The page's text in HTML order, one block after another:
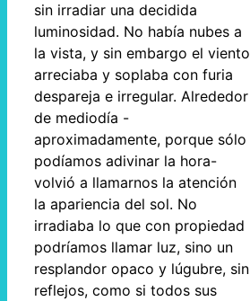
sin irradiar una decidida
luminosidad. No había nubes a
la vista, y sin embargo el viento
arreciaba y soplaba con furia
despareja e irregular. Alrededor
de mediodía -
aproximadamente, porque sólo
podíamos adivinar la hora-
volvió a llamarnos la atención
la apariencia del sol. No
irradiaba lo que con propiedad
podríamos llamar luz, sino un
resplandor opaco y lúgubre, sin
reflejos, como si todos sus